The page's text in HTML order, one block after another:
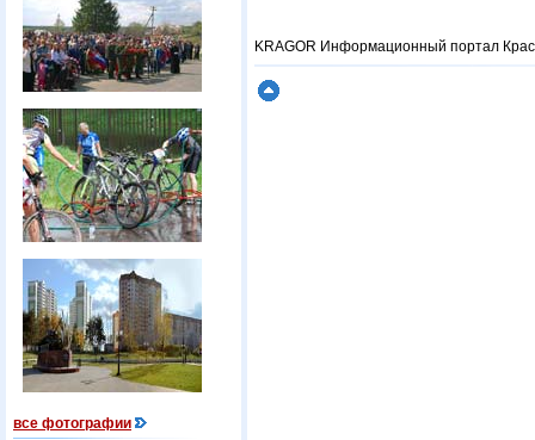
все фотографии
KRAGOR Информационный портал